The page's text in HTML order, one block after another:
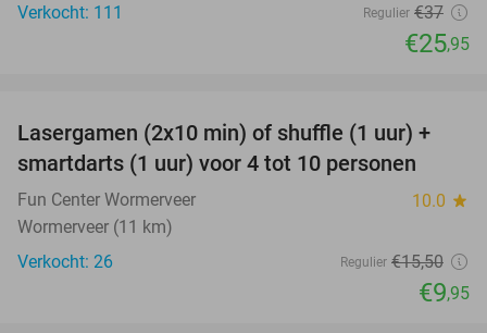
Verkocht: 111
Regulier €37
€25,95
36%
NEW
TODAY
Lasergamen (2x10 min) of shuffle (1 uur) +
smartdarts (1 uur) voor 4 tot 10 personen
Fun Center Wormerveer 10.0 star
Wormerveer (11 km)
Verkocht: 26
Regulier €15,50
€9,95